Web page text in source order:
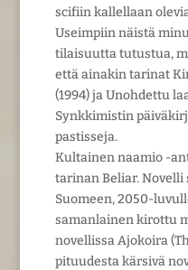
scifiin kallellaan
Useimpiin näistä
tilaisuutta tutustua,
että ainakin tarinat
(1994) ja Unohdettu
Synkkimistin
pastisseja.
Kultainen naamio -
tarinan Beliar.
Suomeen, 2050-
samanlainen kirottu
novellissa Ajokoira
pituudesta kärsivä